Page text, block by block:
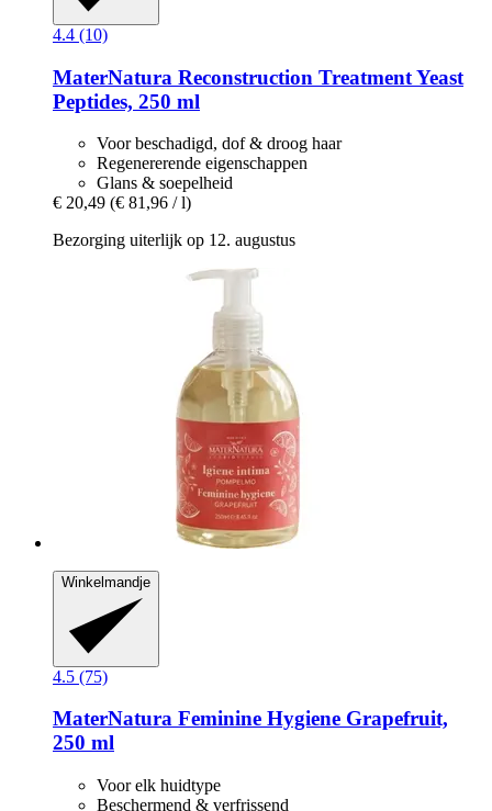
4.4 (10)
MaterNatura Reconstruction Treatment Yeast
Peptides, 250 ml
Voor beschadigd, dof & droog haar
Regenererende eigenschappen
Glans & soepelheid
€ 20,49 (€ 81,96 / l)
Bezorging uiterlijk op 12. augustus
Winkelmandje
4.5 (75)
MaterNatura Feminine Hygiene Grapefruit,
250 ml
Voor elk huidtype
Beschermend & verfrissend